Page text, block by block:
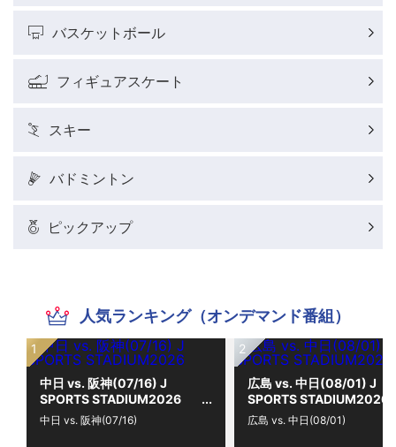
バスケットボール
フィギュアスケート
スキー
バドミントン
ピックアップ
人気ランキング（オンデマンド番組）
中日 vs. 阪神(07/16) J
SPORTS STADIUM2026
中日 vs. 阪神(07/16)
広島 vs. 中日(08/01) J
SPORTS STADIUM2026
広島 vs. 中日(08/01)